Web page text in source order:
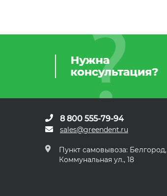
8 800 555-79-94
sales@greendent.ru
Пункт самовывоза: Белгород,
Коммунальная ул., 18